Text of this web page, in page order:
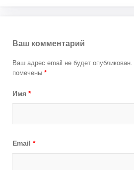
Ваш комментарий
Ваш адрес email не будет опубликован.
помечены *
Имя *
Email *